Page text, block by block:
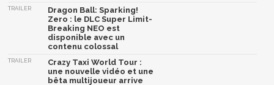
TRAILER
Dragon Ball: Sparking!
Zero : le DLC Super Limit-
Breaking NEO est
disponible avec un
contenu colossal
TRAILER
Crazy Taxi World Tour :
une nouvelle vidéo et une
bêta multijoueur arrive